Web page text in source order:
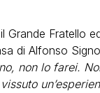
Grande Fratello
di Alfonso
non lo farei.